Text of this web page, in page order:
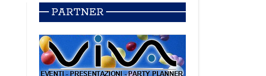
PARTNER